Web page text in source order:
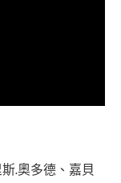
.奧多德、嘉貝